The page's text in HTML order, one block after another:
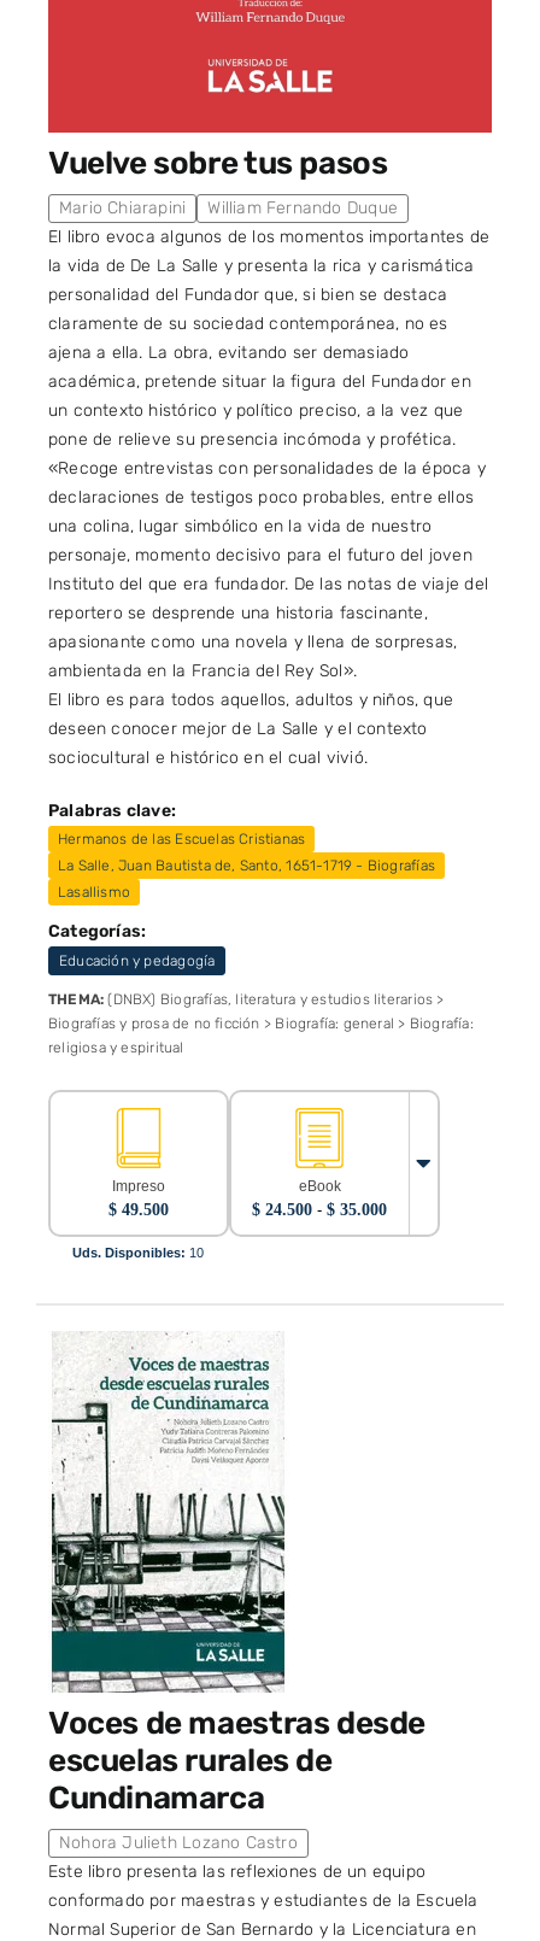
Vuelve sobre tus pasos
Mario Chiarapini
William Fernando Duque
El libro evoca algunos de los momentos importantes de
la vida de De La Salle y presenta la rica y carismática
personalidad del Fundador que, si bien se destaca
claramente de su sociedad contemporánea, no es
ajena a ella. La obra, evitando ser demasiado
académica, pretende situar la figura del Fundador en
un contexto histórico y político preciso, a la vez que
pone de relieve su presencia incómoda y profética.
«Recoge entrevistas con personalidades de la época y
declaraciones de testigos poco probables, entre ellos
una colina, lugar simbólico en la vida de nuestro
personaje, momento decisivo para el futuro del joven
Instituto del que era fundador. De las notas de viaje del
reportero se desprende una historia fascinante,
apasionante como una novela y llena de sorpresas,
ambientada en la Francia del Rey Sol».
El libro es para todos aquellos, adultos y niños, que
deseen conocer mejor de La Salle y el contexto
sociocultural e histórico en el cual vivió.
Palabras clave:
Hermanos de las Escuelas Cristianas
La Salle, Juan Bautista de, Santo, 1651-1719 - Biografías
Lasallismo
Categorías:
Educación y pedagogía
THEMA: (DNBX) Biografías, literatura y estudios literarios >
Biografías y prosa de no ficción > Biografía: general > Biografía:
religiosa y espiritual
Impreso
$49.500
Uds. Disponibles: 10
eBook
$ 24.500 - $ 35.000Rango
Voces de maestras desde
escuelas rurales de
Cundinamarca
Nohora Julieth Lozano Castro
Este libro presenta las reflexiones de un equipo
conformado por maestras y estudiantes de la Escuela
Normal Superior de San Bernardo y la Licenciatura en